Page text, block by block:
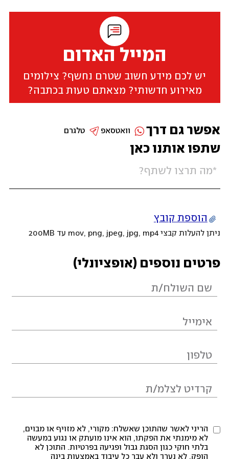
המייל האדום
יש לכם מידע חשוב שטרם נחשף? צילומים
מאירוע חדשותי? מצאתם טעות בכתבה?
שתפו אותנו כאן
הוספת קובץ
ניתן להעלות קבצי mov, png, jpeg, jpg, mp4 עד 200MB
פרטים נוספים (אופציונלי)
הריני לאשר שהתוכן שאשלח: מקורי, לא מזויף או מבוים,
לא מימנתי את הפקתו, הוא אינו מועתק או נגוע במעשה
בלתי חוקי כגון הסגת גבול ופגיעה בפרטיות. התוכן לא
הופק, לא נערך ולא עבר כל עיבוד באמצעות בינה
אפשר גם דרך טלגרם וואטסאפ